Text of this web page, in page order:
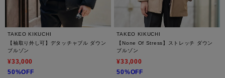
TAKEO KIKUCHI
【袖取り外し可】デタッチャブル ダウン
ブルゾン
¥33,000
50%OFF
TAKEO KIKUCHI
【None Of Stress】ストレッチ ダウン
ブルゾン
¥33,000
50%OFF